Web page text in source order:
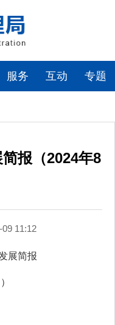
服务 互动 专题
报（2024年8
11:12
展简报